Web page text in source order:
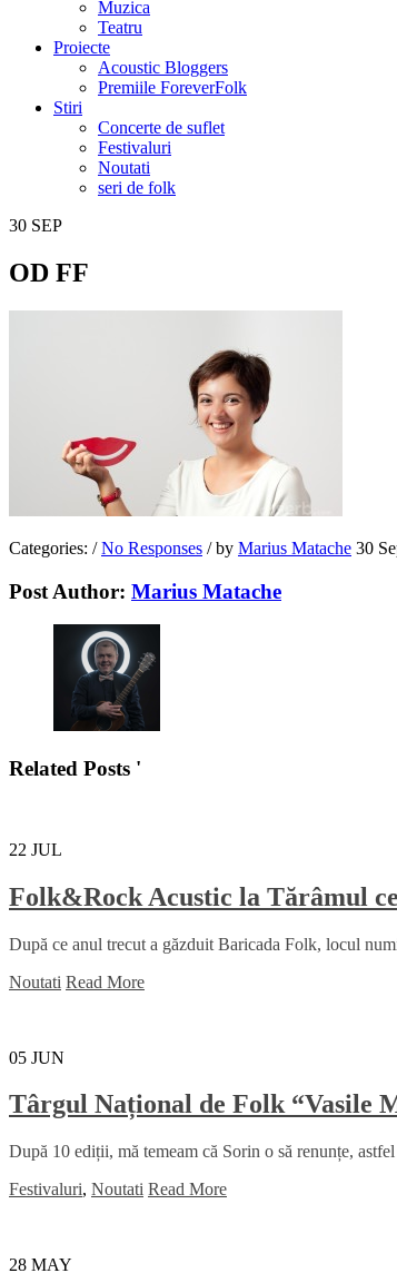
Muzica
Teatru
Proiecte
Acoustic Bloggers
Premiile ForeverFolk
Stiri
Concerte de suflet
Festivaluri
Noutati
seri de folk
30 SEP
OD FF
Categories: / No Responses /by Marius Matache 30
Post Author: Marius Matache
Related Posts '
22 JUL
Folk&Rock Acustic la Tărâmul
După ce anul trecut a găzduit Baricada Folk, locul
Noutati Read More
05 JUN
Târgul Național de Folk “Vasile
După 10 ediții, mă temeam că Sorin o să renunțe,
Festivaluri, Noutati Read More
28 MAY